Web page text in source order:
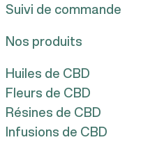
Suivi de commande
Nos produits
Huiles de CBD
Fleurs de CBD
Résines de CBD
Infusions de CBD